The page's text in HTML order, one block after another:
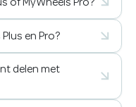
en Pro?
delen met